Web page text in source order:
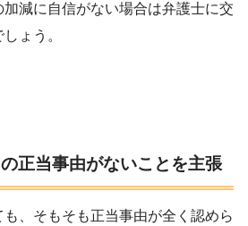
減に自信がない場合は弁護士に交
ょう。
正当事由がないことを主張
、そもそも正当事由が全く認めら